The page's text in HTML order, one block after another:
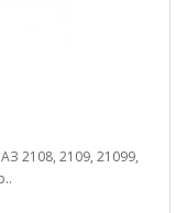
2108, 2109, 21099,